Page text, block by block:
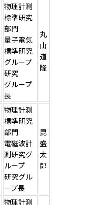
物理計測
標準研究
部門
量子電気
標準研究
グループ
研究
グループ
長
丸
山
道
隆
物理計測
標準研究
部門
電磁波計
測研究グ
ループ
研究グル
ープ長
昆
盛
太
郎
物理計測